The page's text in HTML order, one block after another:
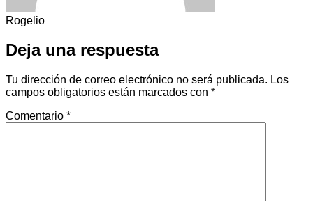
Rogelio
Deja una respuesta
Tu dirección de correo electrónico no será publicada. Los
campos obligatorios están marcados con *
Comentario *